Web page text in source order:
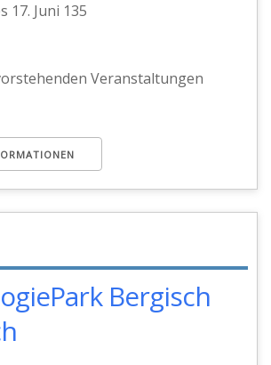
17. Juni 135
Veranstaltungen
Bergisch